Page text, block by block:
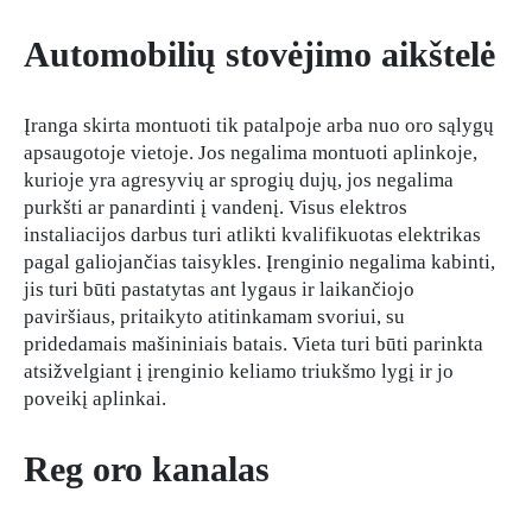
Automobilių stovėjimo aikštelė
Įranga skirta montuoti tik patalpoje arba nuo oro sąlygų
apsaugotoje vietoje. Jos negalima montuoti aplinkoje,
kurioje yra agresyvių ar sprogių dujų, jos negalima
purkšti ar panardinti į vandenį. Visus elektros
instaliacijos darbus turi atlikti kvalifikuotas elektrikas
pagal galiojančias taisykles. Įrenginio negalima kabinti,
jis turi būti pastatytas ant lygaus ir laikančiojo
paviršiaus, pritaikyto atitinkamam svoriui, su
pridedamais mašininiais batais. Vieta turi būti parinkta
atsižvelgiant į įrenginio keliamo triukšmo lygį ir jo
poveikį aplinkai.
Reg oro kanalas